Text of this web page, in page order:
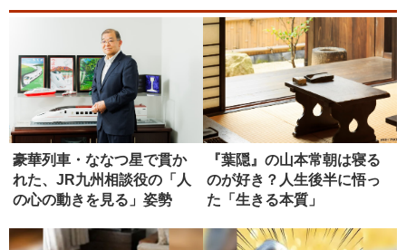
豪華列車・ななつ星で貫か
れた、JR九州相談役の「人
の心の動きを見る」姿勢
『葉隠』の山本常朝は寝る
のが好き？人生後半に悟っ
た「生きる本質」